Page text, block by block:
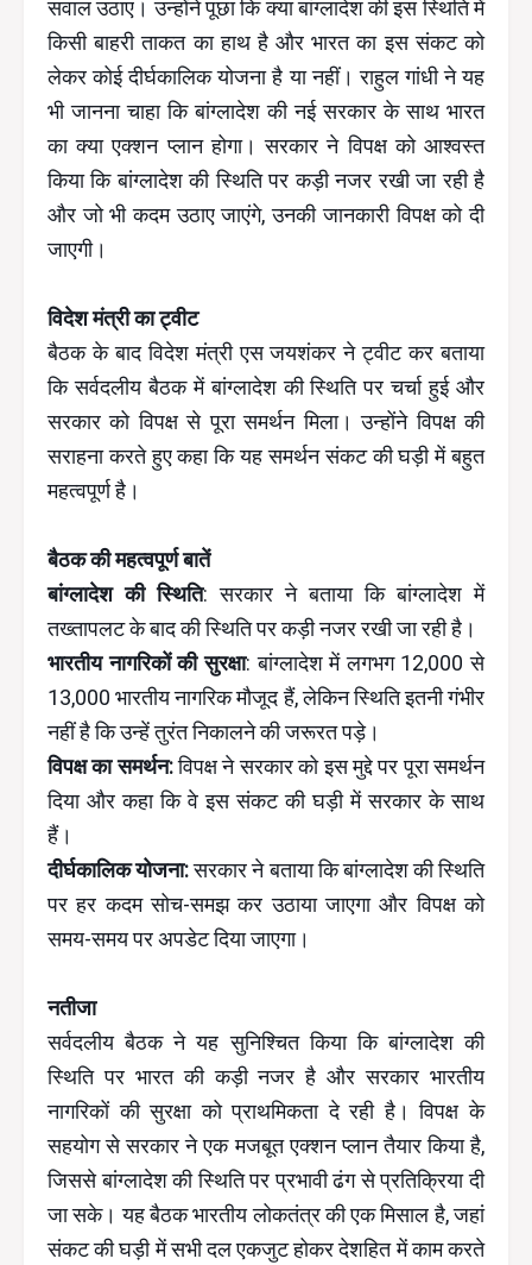
सवाल उठाए। उन्होंने पूछा कि क्या बांग्लादेश की इस स्थिति में
किसी बाहरी ताकत का हाथ है और भारत का इस संकट को
लेकर कोई दीर्घकालिक योजना है या नहीं। राहुल गांधी ने यह
भी जानना चाहा कि बांग्लादेश की नई सरकार के साथ भारत
का क्या एक्शन प्लान होगा। सरकार ने विपक्ष को आश्वस्त
किया कि बांग्लादेश की स्थिति पर कड़ी नजर रखी जा रही है
और जो भी कदम उठाए जाएंगे, उनकी जानकारी विपक्ष को दी
जाएगी।
विदेश मंत्री का ट्वीट
बैठक के बाद विदेश मंत्री एस जयशंकर ने ट्वीट कर बताया
कि सर्वदलीय बैठक में बांग्लादेश की स्थिति पर चर्चा हुई और
सरकार को विपक्ष से पूरा समर्थन मिला। उन्होंने विपक्ष की
सराहना करते हुए कहा कि यह समर्थन संकट की घड़ी में बहुत
महत्वपूर्ण है।
बैठक की महत्वपूर्ण बातें
बांग्लादेश की स्थिति: सरकार ने बताया कि बांग्लादेश में
तख्तापलट के बाद की स्थिति पर कड़ी नजर रखी जा रही है।
भारतीय नागरिकों की सुरक्षा: बांग्लादेश में लगभग 12,000 से
13,000 भारतीय नागरिक मौजूद हैं, लेकिन स्थिति इतनी गंभीर
नहीं है कि उन्हें तुरंत निकालने की जरूरत पड़े।
विपक्ष का समर्थन:विपक्ष ने सरकार को इस मुद्दे पर पूरा समर्थन
दिया और कहा कि वे इस संकट की घड़ी में सरकार के साथ
हैं।
दीर्घकालिक योजना:सरकार ने बताया कि बांग्लादेश की स्थिति
पर हर कदम सोच-समझ कर उठाया जाएगा और विपक्ष को
समय-समय पर अपडेट दिया जाएगा।
नतीजा
सर्वदलीय बैठक ने यह सुनिश्चित किया कि बांग्लादेश की
स्थिति पर भारत की कड़ी नजर है और सरकार भारतीय
नागरिकों की सुरक्षा को प्राथमिकता दे रही है। विपक्ष के
सहयोग से सरकार ने एक मजबूत एक्शन प्लान तैयार किया है,
जिससे बांग्लादेश की स्थिति पर प्रभावी ढंग से प्रतिक्रिया दी
जा सके। यह बैठक भारतीय लोकतंत्र की एक मिसाल है, जहां
संकट की घड़ी में सभी दल एकजुट होकर देशहित में काम करते